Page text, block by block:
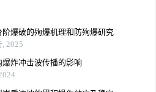
爆破的殉爆机理和防殉爆研究
2025
炸冲击波传播的影响